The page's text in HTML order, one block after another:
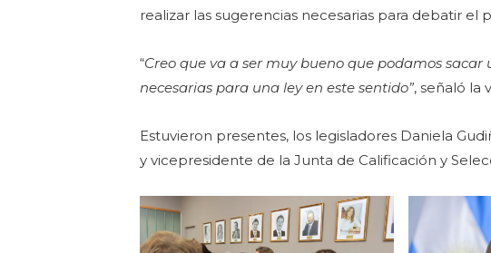
realizar las sugerencias necesarias para debatir el
“Creo que va a ser muy bueno que podamos
necesarias para una ley en este sentido”, señaló la
Estuvieron presentes, los legisladores Daniela
y vicepresidente de la Junta de Calificación y